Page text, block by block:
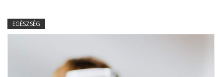
EGÉSZSÉG